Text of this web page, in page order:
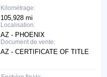
Kilométrage:
105,928 mi
Localisation:
AZ - PHOENIX
Document de vente:
AZ - CERTIFICATE OF TITLE